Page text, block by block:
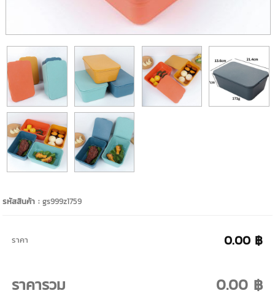
รหัสสินค้า :gs999z1759
ราคา 0.00 ฿
ราคารวม 0.00 ฿